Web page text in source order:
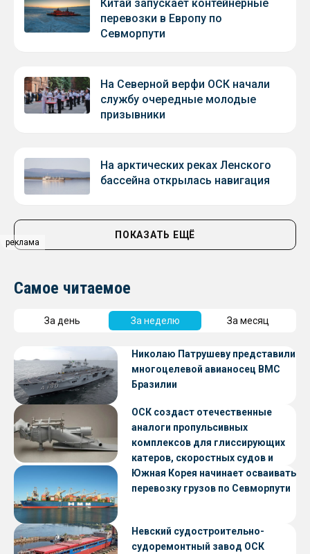
реклама
Китай запускает контейнерные
перевозки в Европу по
Севморпути
На Северной верфи ОСК начали
службу очередные молодые
призывники
На арктических реках Ленского
бассейна открылась навигация
ПОКАЗАТЬ ЕЩЁ
Самое читаемое
За день За неделю За месяц
Николаю Патрушеву представили
многоцелевой авианосец ВМС
Бразилии
ОСК создаст отечественные
аналоги пропульсивных
комплексов для глиссирующих
катеров, скоростных судов и
судов с малой осадкой
Южная Корея начинает осваивать
перевозку грузов по Севморпути
Невский судостроительно-
судоремонтный завод ОСК